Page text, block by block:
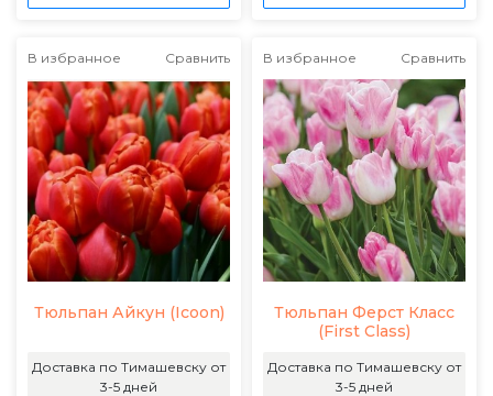
В избранное Сравнить
Тюльпан Айкун (Icoon)
Доставка по Тимашевску от
3-5 дней
В избранное Сравнить
Тюльпан Ферст Класс
(First Class)
Доставка по Тимашевску от
3-5 дней